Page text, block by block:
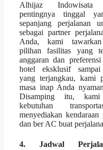
Alhijaz Indowisata
pentingnya tinggal
sepanjang perjalanan
sebagai partner
Anda, kami tawarkan
pilihan fasilitas yang
anggaran dan
hotel eksklusif sampai
yang terjangkau, kami
masa inap Anda
Disamping itu, kami
kebutuhan
menyediakan kendaraan
dan ber AC buat
4. Jadwal